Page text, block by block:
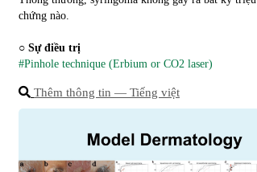
chứng nào.
○ Sự điều trị
#Pinhole technique (Erbium or CO2 laser)
Thêm thông tin ― Tiếng việt